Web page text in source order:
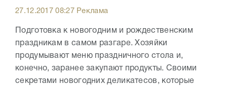
27.12.2017 08:27 Реклама
Подготовка к новогодним и рождественским
праздникам в самом разгаре. Хозяйки
продумывают меню праздничного стола и,
конечно, заранее закупают продукты. Своими
секретами новогодних деликатесов, которые